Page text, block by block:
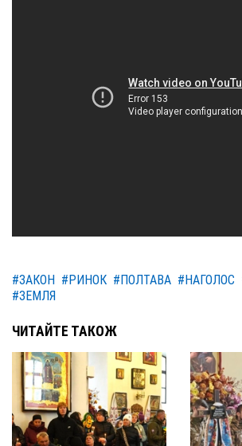
#ЗАКОН #РИНОК #ПОЛТАВА #НАГОЛОС
#ЗЕМЛЯ
ЧИТАЙТЕ ТАКОЖ